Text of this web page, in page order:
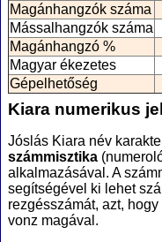
Magánhangzók száma
Mássalhangzók száma
Magánhangzó %
Magyar ékezetes
Gépelhetőség
Kiara numerikus
Jóslás Kiara név
számmisztika
alkalmazásával. A
segítségével ki lehet
rezgésszámát, azt,
vonz magával.